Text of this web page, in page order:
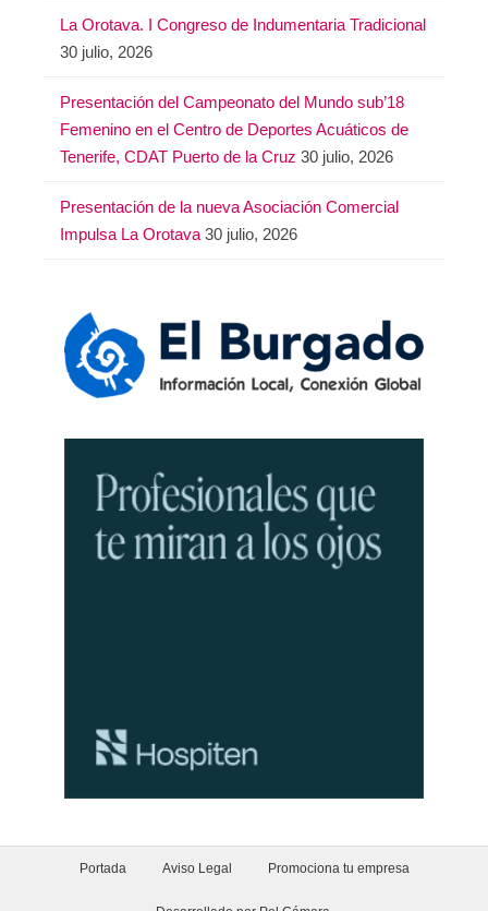
La Orotava. I Congreso de Indumentaria Tradicional
30 julio, 2026
Presentación del Campeonato del Mundo sub’18
Femenino en el Centro de Deportes Acuáticos de
Tenerife, CDAT Puerto de la Cruz 30 julio, 2026
Presentación de la nueva Asociación Comercial
Impulsa La Orotava 30 julio, 2026
Portada Aviso Legal Promociona tu empresa